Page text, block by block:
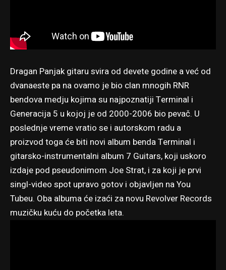
Dragan Panjak gitaru svira od devete godine a već od
dvanaeste pa na ovamo je bio clan mnogih RNR
bendova medju kojima su najpoznatiji Terminal i
Generacija 5 u kojoj je od 2000-2006 bio pevač. U
poslednje vreme vratio se i autorskom radu a
proizvod toga će biti novi album benda Terminal i
gitarsko-instrumentalni album 7 Guitars, koji uskoro
izdaje pod pseudonimom Joe Strat, i za koji je prvi
singl-video spot upravo gotov i objavljen na You
Tubeu. Oba albuma će izaći za novu Revolver Records
muzičku kuću do početka leta.